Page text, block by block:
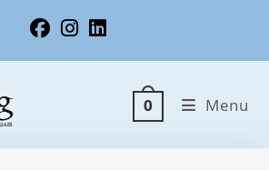
0 Menu